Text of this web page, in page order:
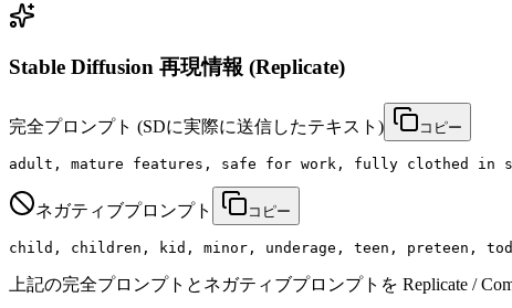
Stable Diffusion 再現情報 (Replicate)
完全プロンプト (SDに実際に送信したテキスト) コピー
adult, mature features, safe for work, fully clothed in
ネガティブプロンプト コピー
child, children, kid, minor, underage, teen, preteen,
上記の完全プロンプトとネガティブプロンプトを Replicate /